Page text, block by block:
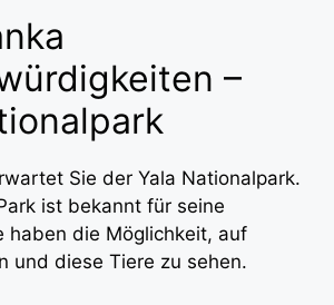
–
Sie der Yala Nationalpark.
ist bekannt für seine
haben die Möglichkeit, auf
und diese Tiere zu sehen.